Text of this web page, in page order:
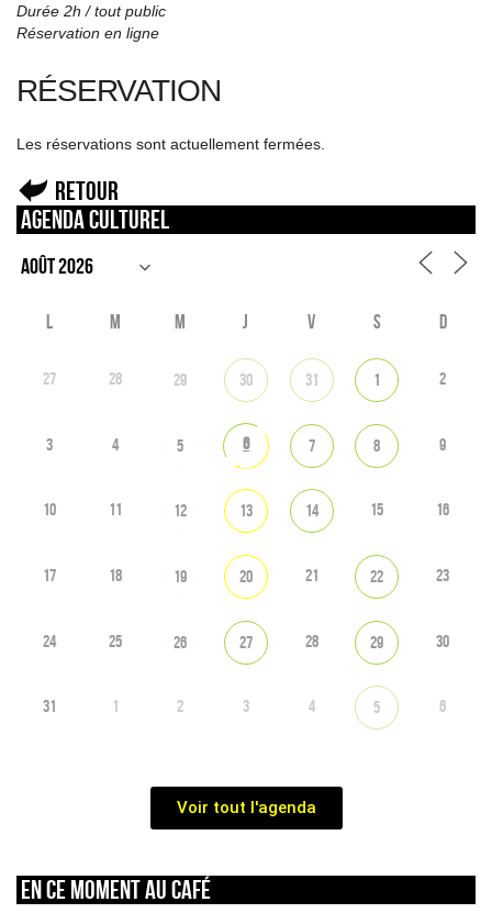
Durée 2h / tout public
Réservation en ligne
RÉSERVATION
Les réservations sont actuellement fermées.
Retour
Agenda culturel
L M M J V S D
27 28 29 30 31 1 2
3 4 5 6 7 8 9
10 11 12 13 14 15 16
17 18 19 20 21 22 23
24 25 26 27 28 29 30
31 1 2 3 4 5 6
Voir tout l'agenda
En ce moment au café